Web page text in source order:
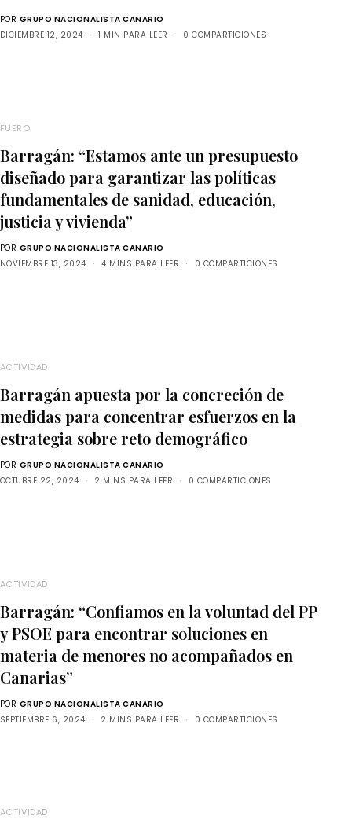
POR GRUPO NACIONALISTA CANARIO
DICIEMBRE 12, 2024
1 MIN PARA LEER 0 COMPARTICIONES
FUERO
Barragán: “Estamos ante un presupuesto
diseñado para garantizar las políticas
fundamentales de sanidad, educación,
justicia y vivienda”
POR GRUPO NACIONALISTA CANARIO
NOVIEMBRE 13, 2024
4 MINS PARA LEER 0 COMPARTICIONES
ACTIVIDAD
Barragán apuesta por la concreción de
medidas para concentrar esfuerzos en la
estrategia sobre reto demográfico
POR GRUPO NACIONALISTA CANARIO
OCTUBRE 22, 2024
2 MINS PARA LEER 0 COMPARTICIONES
ACTIVIDAD
Barragán: “Confiamos en la voluntad del PP
y PSOE para encontrar soluciones en
materia de menores no acompañados en
Canarias”
POR GRUPO NACIONALISTA CANARIO
SEPTIEMBRE 6, 2024
2 MINS PARA LEER 0 COMPARTICIONES
ACTIVIDAD